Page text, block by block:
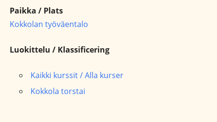
Paikka / Plats
Kokkolan työväentalo
Luokittelu / Klassificering
Kaikki kurssit / Alla kurser
Kokkola torstai